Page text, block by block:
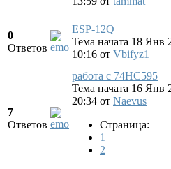
0
Ответов
ESP-12Q
Тема начата 18 Янв
10:16 от Vbifyz1
7
Ответов
работа с 74HC595
Тема начата 16 Янв
20:34 от Naevus
Страница:
1
2